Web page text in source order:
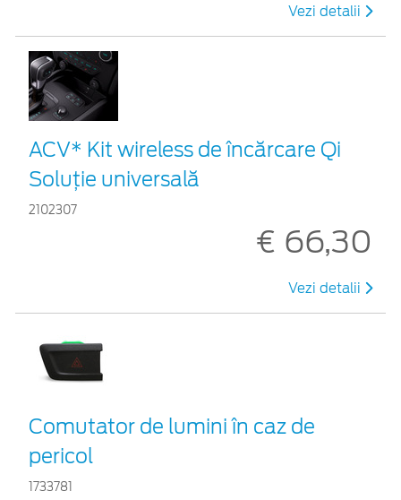
Vezi detalii
ACV* Kit wireless de încărcare Qi
Soluție universală
2102307
€ 66,30
Vezi detalii
Comutator de lumini în caz de
pericol
1733781